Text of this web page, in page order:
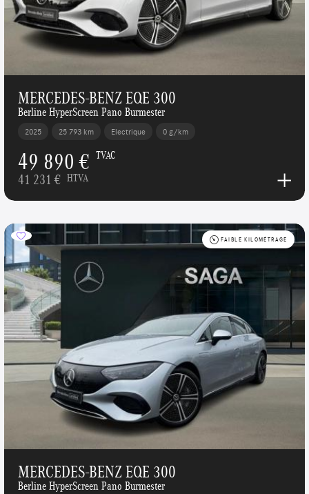
MERCEDES-BENZ EQE 300
Berline HyperScreen Pano Burmester
2025 25 793 km Electrique 0 g/km
49 890 € TVAC
41 231 € HTVA
FAIBLE KILOMÉTRAGE
MERCEDES-BENZ EQE 300
Berline HyperScreen Pano Burmester